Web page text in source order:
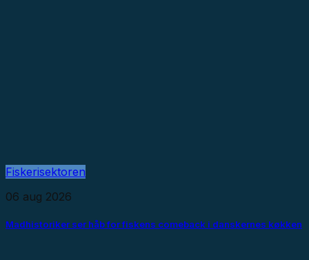
Fiskerisektoren
06 aug 2026
Madhistoriker ser håb for fiskens comeback i danskernes køkken